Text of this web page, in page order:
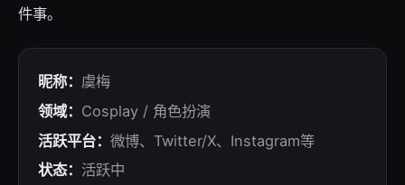
件事。
昵称： 虞梅
领域： Cosplay / 角色扮演
活跃平台： 微博、Twitter/X、Instagram等
状态： 活跃中